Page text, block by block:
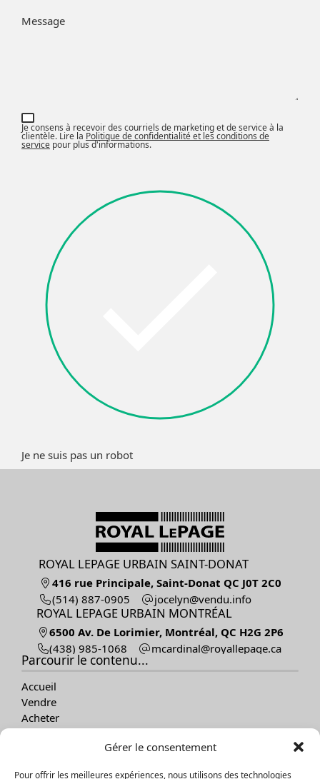
Gérer le consentement
Pour offrir les meilleures expériences, nous utilisons des technologies
Message
Je consens à recevoir des courriels de marketing et de service à la
clientèle. Lire la Politique de confidentialité et les conditions de
service pour plus d'informations.
Je ne suis pas un robot
ROYAL LEPAGE URBAIN SAINT-DONAT
416 rue Principale, Saint-Donat QC J0T 2C0
(514) 887-0905
ofni.udnev@nylecoj
ROYAL LEPAGE URBAIN MONTRÉAL
6500 Av. De Lorimier, Montréal, QC H2G 2P6
(438) 985-1068
ac.egapellayor@lanidracm
Parcourir le contenu...
Accueil
Vendre
Acheter
Nos propriétés